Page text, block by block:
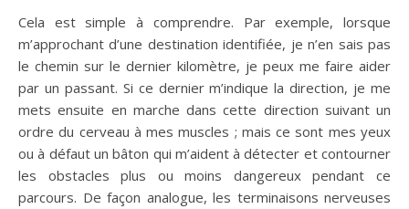
Cela est simple à comprendre. Par exemple, lorsque
m’approchant d’une destination identifiée, je n’en sais pas
le chemin sur le dernier kilomètre, je peux me faire aider
par un passant. Si ce dernier m’indique la direction, je me
mets ensuite en marche dans cette direction suivant un
ordre du cerveau à mes muscles ; mais ce sont mes yeux
ou à défaut un bâton qui m’aident à détecter et contourner
les obstacles plus ou moins dangereux pendant ce
parcours. De façon analogue, les terminaisons nerveuses